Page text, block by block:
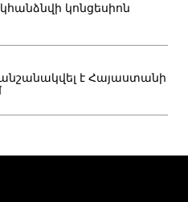
կոնցեսիոն
է Հայաստանի